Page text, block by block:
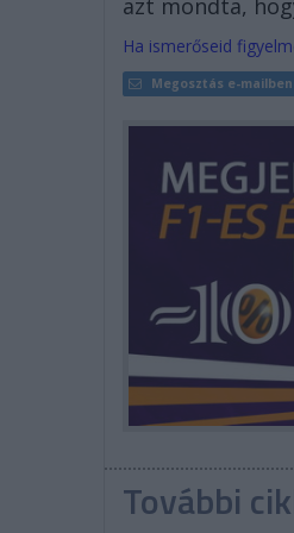
azt mondta,
Ha ismerőseid
Megosztás e-mailben
További